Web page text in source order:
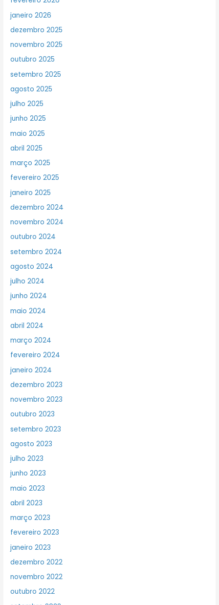
janeiro 2026
dezembro 2025
novembro 2025
outubro 2025
setembro 2025
agosto 2025
julho 2025
junho 2025
maio 2025
abril 2025
março 2025
fevereiro 2025
janeiro 2025
dezembro 2024
novembro 2024
outubro 2024
setembro 2024
agosto 2024
julho 2024
junho 2024
maio 2024
abril 2024
março 2024
fevereiro 2024
janeiro 2024
dezembro 2023
novembro 2023
outubro 2023
setembro 2023
agosto 2023
julho 2023
junho 2023
maio 2023
abril 2023
março 2023
fevereiro 2023
janeiro 2023
dezembro 2022
novembro 2022
outubro 2022